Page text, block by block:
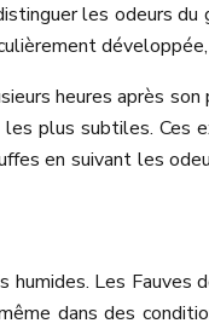
les odeurs du
heures après
plus subtiles. Ces
en suivant les
Les
dans des